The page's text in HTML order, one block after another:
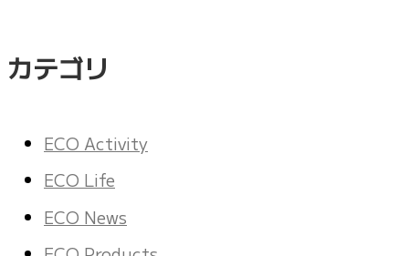
カテゴリ
ECO Activity
ECO Life
ECO News